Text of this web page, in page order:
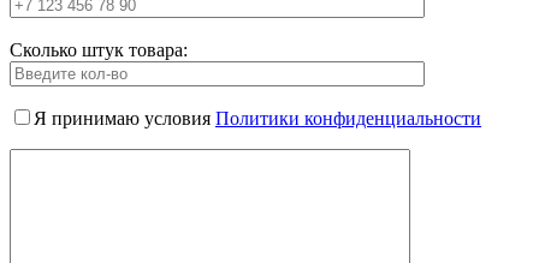
Сколько штук товара:
Я принимаю условия Политики конфиденциальности